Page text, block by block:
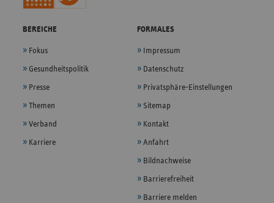
BEREICHE
Fokus
Gesundheitspolitik
Presse
Themen
Verband
Karriere
FORMALES
Impressum
Datenschutz
Privatsphäre-Einstellungen
Sitemap
Kontakt
Anfahrt
Bildnachweise
Barrierefreiheit
Barriere melden